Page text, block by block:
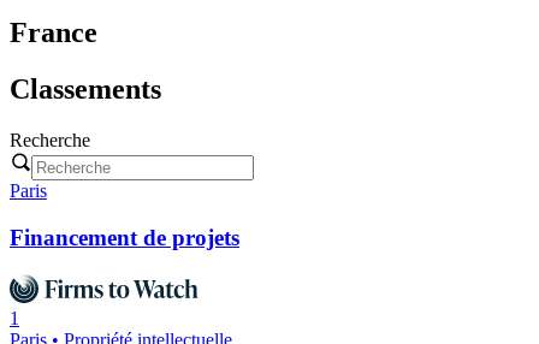
France
Classements
Recherche
Paris
Financement de projets
1
Paris • Propriété intellectuelle